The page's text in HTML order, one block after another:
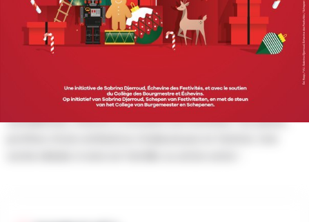
AU PROGRAMME
La brocante de Noël revient à Berchem-Sainte-Agathe !
convivial ? Ne manquez pas la brocante de Noël
de Berchem-Sainte-Agathe ! Entre les décorations
scintillantes, chacun y trouvera son bonheur. Sur place,